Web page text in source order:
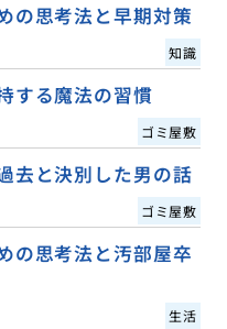
の思考法と早期対策
知識
する魔法の習慣
ゴミ屋敷
去と決別した男の話
ゴミ屋敷
の思考法と汚部屋卒
生活